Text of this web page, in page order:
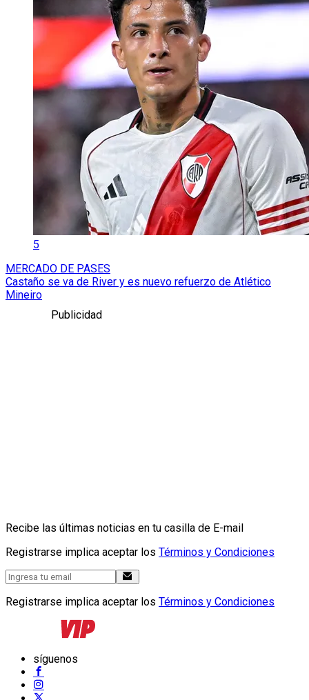
5
MERCADO DE PASES
Castaño se va de River y es nuevo refuerzo de Atlético
Mineiro
Publicidad
Recibe las últimas noticias en tu casilla de E-mail
Registrarse implica aceptar los Términos y Condiciones
Registrarse implica aceptar los Términos y Condiciones
síguenos